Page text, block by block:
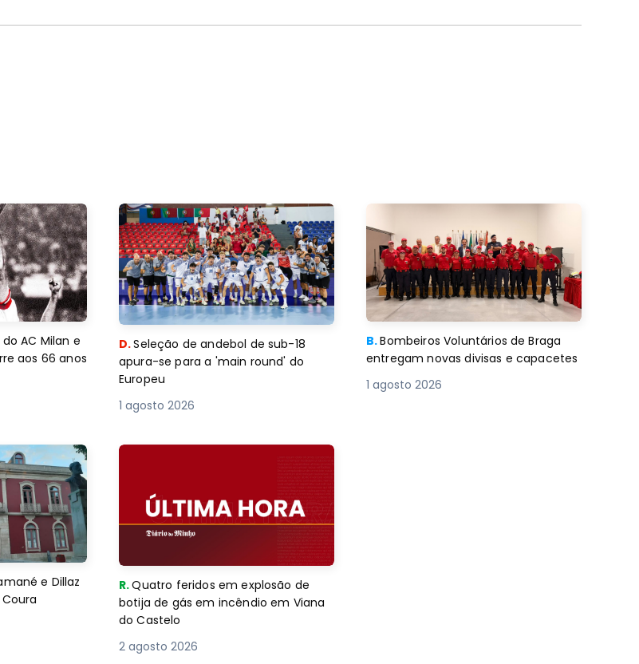
AC Milan e
aos 66 anos
D.Seleção de andebol de sub-18
apura-se para a 'main round' do
Europeu
1 agosto 2026
B.Bombeiros Voluntários de Braga
entregam novas divisas e capacetes
1 agosto 2026
e Dillaz
R.Quatro feridos em explosão de
botija de gás em incêndio em Viana
do Castelo
2 agosto 2026